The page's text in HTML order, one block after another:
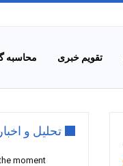
تقویم خبری محاسبه
تحلیل و
moment.